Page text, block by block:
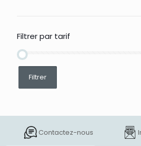
Filtrer par tarif
Prix
min
Prix
maxFiltrer
Contactez-nous